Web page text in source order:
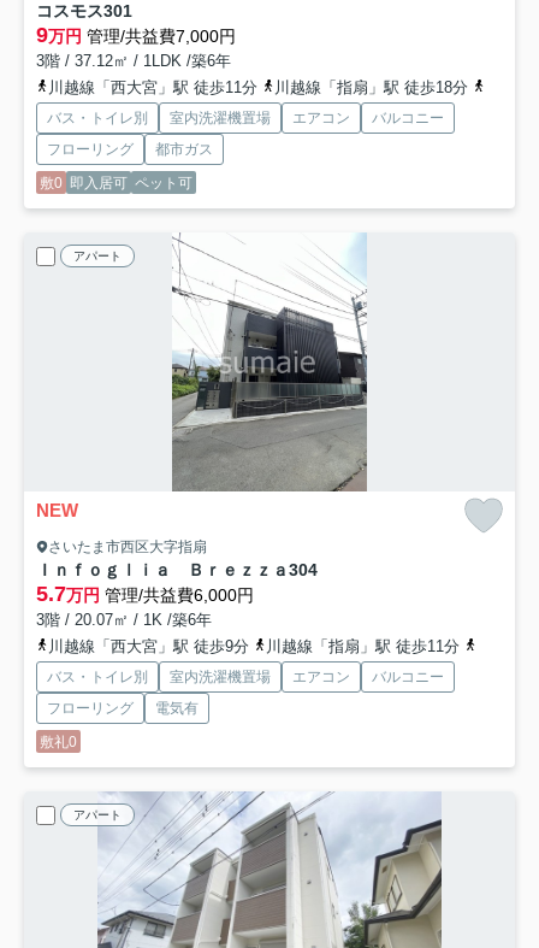
コスモス301
9万円 管理/共益費7,000円
3階 / 37.12㎡ / 1LDK /築6年
川越線「西大宮」駅 徒歩11分
川越線「指扇」駅 徒歩18分
バス・トイレ別 室内洗濯機置場 エアコン
バルコニー
フローリング
都市ガス
敷0 即入居可 ペット可
アパート
NEW
さいたま市西区大字指扇
Ｉｎｆｏｇｌｉａ Ｂｒｅｚｚａ304
5.7万円 管理/共益費6,000円
3階 / 20.07㎡ / 1K /築6年
川越線「西大宮」駅 徒歩9分
川越線「指扇」駅 徒歩11分
バス・トイレ別 室内洗濯機置場 エアコン
バルコニー
フローリング
電気有
敷礼0
アパート